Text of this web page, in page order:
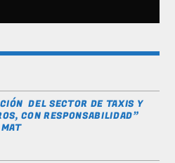
DEL SECTOR DE TAXIS Y
CON RESPONSABILIDAD”